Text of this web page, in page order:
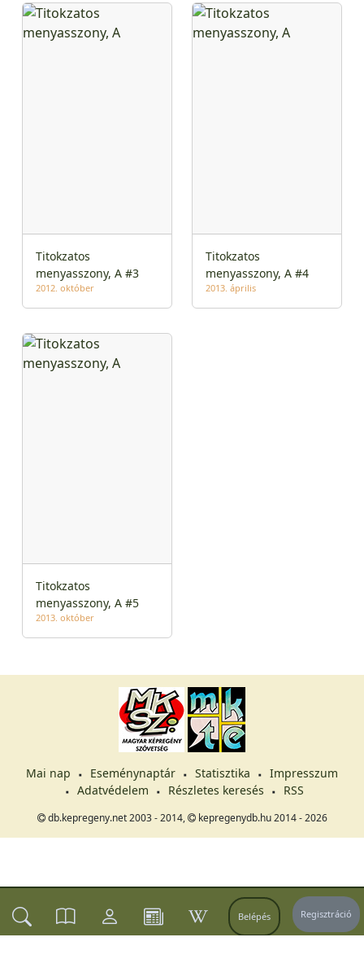
Belépés Regisztráció
Titokzatos
menyasszony, A #3
2012. október
Titokzatos
menyasszony, A #4
2013. április
Titokzatos
menyasszony, A #5
2013. október
Mai nap Eseménynaptár Statisztika
Impresszum
Adatvédelem
Részletes keresés RSS
db.kepregeny.net 2003 - 2014, kepregenydb.hu 2014 - 2026